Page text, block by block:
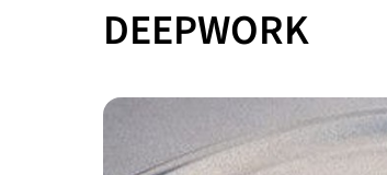
DEEPWORK